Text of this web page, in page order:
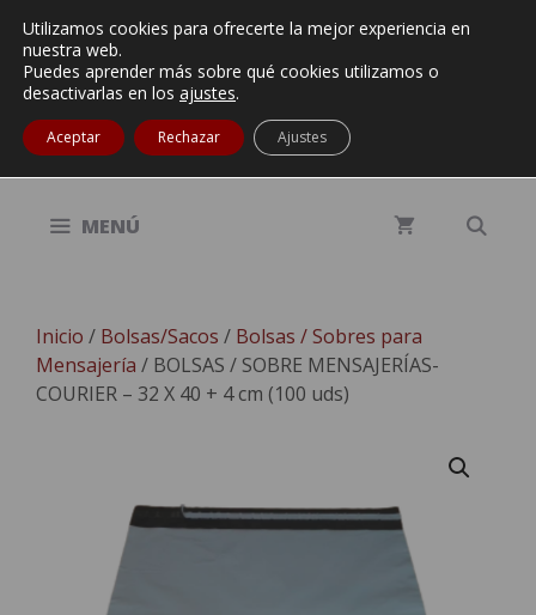
contenido
(34) 937 704 700/ (34) 648 130 375|
MENÚ
Inicio / Bolsas/Sacos / Bolsas / Sobres para
Mensajería / BOLSAS / SOBRE MENSAJERÍAS-
COURIER – 32 X 40 + 4 cm (100 uds)
Utilizamos cookies para ofrecerte la mejor experiencia en
nuestra web.
Puedes aprender más sobre qué cookies utilizamos o
desactivarlas en los ajustes.
Aceptar Rechazar Ajustes